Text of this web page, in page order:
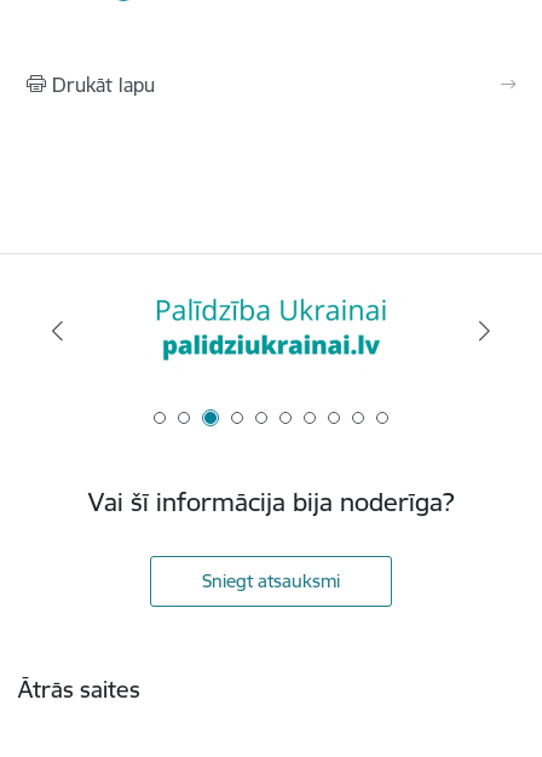
Drukāt lapu
Vai šī informācija bija noderīga?
Sniegt atsauksmi
Ātrās saites